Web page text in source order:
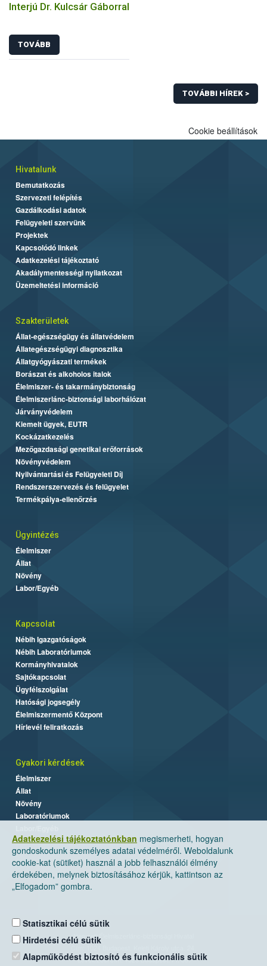
Interjú Dr. Kulcsár Gáborral
TOVÁBB
TOVÁBBI HÍREK >
Adatkezelési tájékoztatónkban megismerheti, hogyan
gondoskodunk személyes adatai védelméről. Weboldalunk
cookie-kat (sütiket) használ a jobb felhasználói élmény
érdekében, melynek biztosításához kérjük, kattintson az
„Elfogadom” gombra.
Statisztikai célú sütik
Hirdetési célú sütik
Alapműködést biztosító és funkcionális sütik
Cookie beállítások
Hivatalunk
Bemutatkozás
Szervezeti felépítés
Gazdálkodási adatok
Felügyeleti szervünk
Projektek
Kapcsolódó linkek
Adatkezelési tájékoztató
Akadálymentességi nyilatkozat
Üzemeltetési információ
Szakterületek
Állat-egészségügy és állatvédelem
Állategészségügyi diagnosztika
Állatgyógyászati termékek
Borászat és alkoholos italok
Élelmiszer- és takarmánybiztonság
Élelmiszerlánc-biztonsági laborhálózat
Járványvédelem
Kiemelt ügyek, EUTR
Kockázatkezelés
Mezőgazdasági genetikai erőforrások
Növényvédelem
Nyilvántartási és Felügyeleti Díj
Rendszerszervezés és felügyelet
Termékpálya-ellenőrzés
Ügyintézés
Élelmiszer
Állat
Növény
Labor/Egyéb
Kapcsolat
Nébih Igazgatóságok
Nébih Laboratóriumok
Kormányhivatalok
Sajtókapcsolat
Ügyfélszolgálat
Hatósági jogsegély
Élelmiszermentő Központ
Hírlevél feliratkozás
Gyakori kérdések
Élelmiszer
Állat
Növény
Laboratóriumok
Nemzeti Élelmiszerlánc-biztonsági Hivatal
Levelezési cím: 1525 Budapest. Pf. 30.